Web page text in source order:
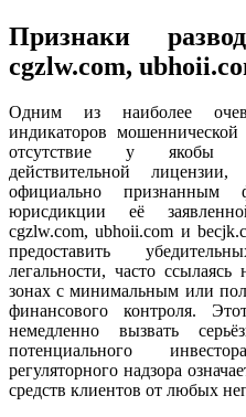
Признаки
cgzlw.com,
Одним из наиболее
индикаторов мошеннической
отсутствие у якобы
действительной
официально признанным
юрисдикции её
cgzlw.com, ubhoii.com и
предоставить
легальности, часто
зонах с минимальным или
финансового контроля.
немедленно вызвать
потенциального
регуляторного надзора
средств клиентов от любых